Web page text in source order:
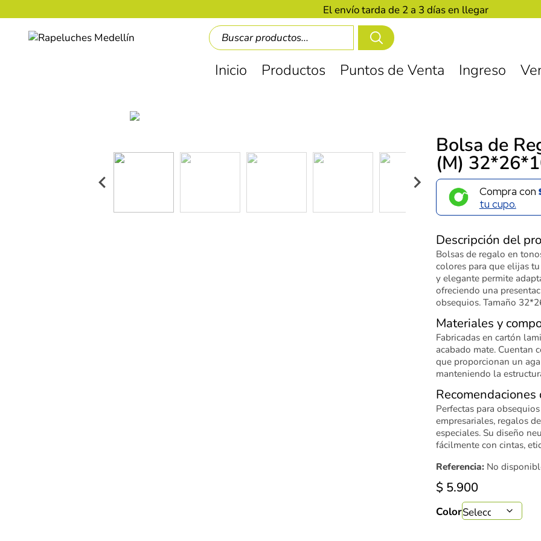
El envío tarda de 2 a 3 días en llegar
Inicio Productos Puntos de Venta Ingreso
Bolsa de
(M)
Compra con
tu cupo.
Descripción del
Bolsas de regalo en
colores para que elijas
y elegante permite
ofreciendo una
obsequios. Tamaño
Materiales y
Fabricadas en cartón
acabado mate. Cuentan
que proporcionan un
manteniendo la
Recomendaciones
Perfectas para
empresariales, regalos
especiales. Su diseño
fácilmente con cintas,
Referencia: No
$ 5.900
Color